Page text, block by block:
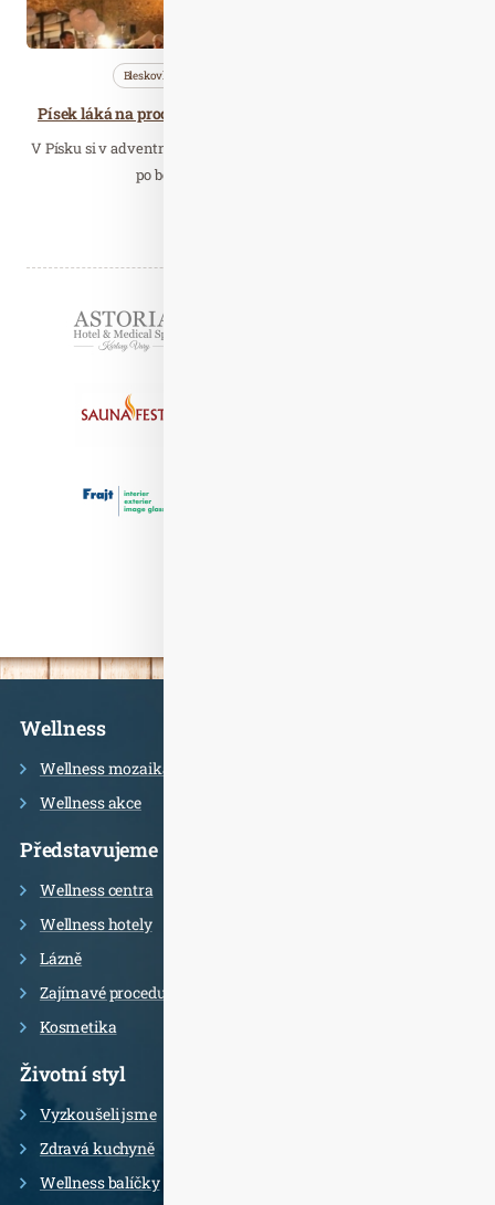
Bleskovky
V Písku si v adventním čase můžete udělat příjemnou procházku
po betlémech, a ještě za to získat…
Informace
Wellness
Wellness mozaika
Wellness akce
Představujeme
Wellness centra
Wellness hotely
Lázně
Zajímavé procedury
Kosmetika
Životní styl
Vyzkoušeli jsme
Zdravá kuchyně
Wellness balíčky